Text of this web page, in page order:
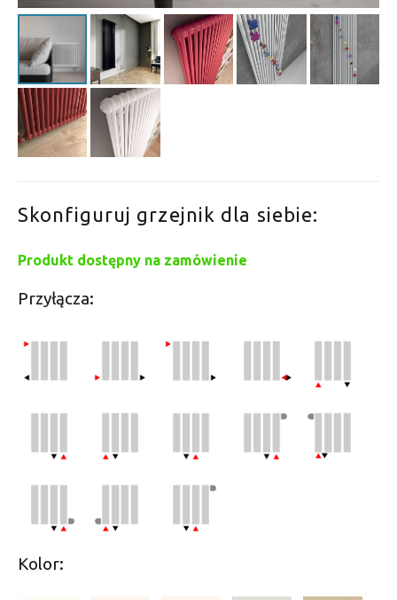
Skonfiguruj grzejnik dla siebie:
Produkt dostępny na zamówienie
Przyłącza:
Kolor: